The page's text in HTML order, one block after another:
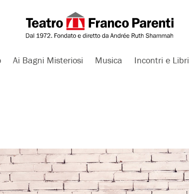
Ai Bagni Misteriosi Musica Incontri e Libri